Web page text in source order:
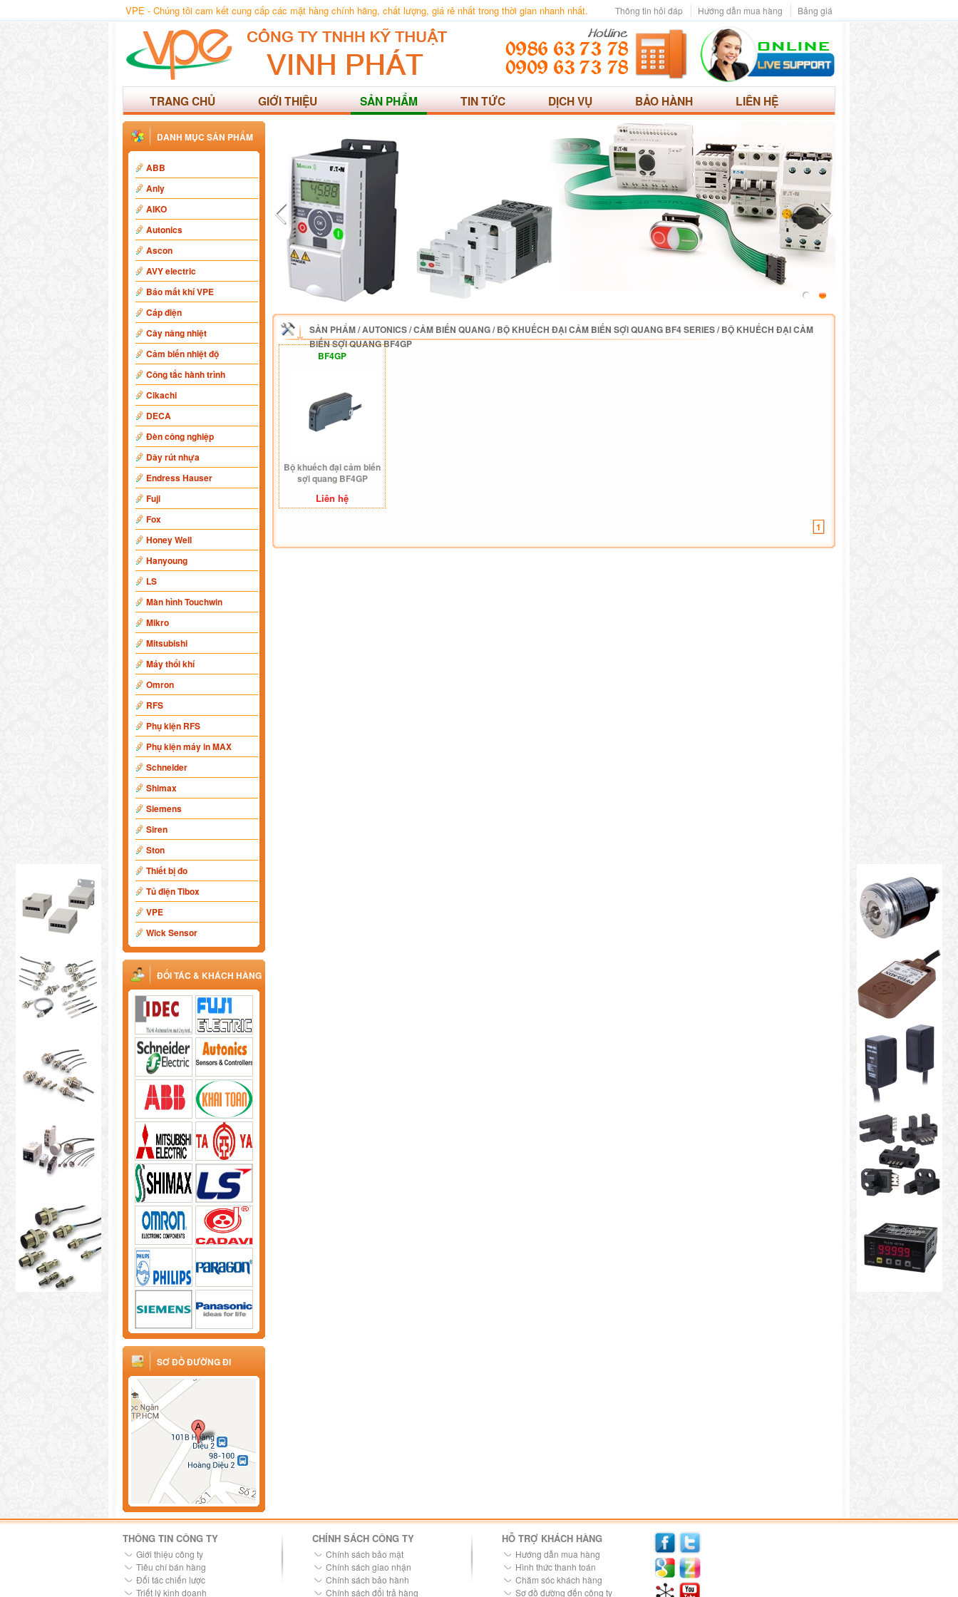
VPE - Chúng tôi cam kết cung cấp các mặt hàng chính hãng, chất lượng, giá rẻ nhất trong thời gian nhanh nhất. Bảng giá
Hướng dẫn mua hàng
Thông tin hỏi đáp
TRANG CHỦ GIỚI THIỆU SẢN PHẨM TIN TỨC DỊCH VỤ BẢO HÀNH LIÊN HỆ
DANH MỤC SẢN PHẨM
ABB
Anly
AIKO
Autonics
Ascon
AVY electric
Báo mất khí VPE
Cáp điện
Cây nâng nhiệt
Cảm biến nhiệt độ
Công tắc hành trình
Cikachi
DECA
Đèn công nghiệp
Dây rút nhựa
Endress Hauser
Fuji
Fox
Honey Well
Hanyoung
LS
Màn hình Touchwin
Mikro
Mitsubishi
Máy thổi khí
Omron
RFS
Phụ kiện RFS
Phụ kiện máy in MAX
Schneider
Shimax
Siemens
Siren
Ston
Thiết bị đo
Tủ điện Tibox
VPE
Wick Sensor
ĐỐI TÁC & KHÁCH HÀNG
SƠ ĐỒ ĐƯỜNG ĐI
SẢN PHẨM/AUTONICS/CẢM BIẾN QUANG/BỘ KHUẾCH ĐẠI CẢM BIẾN SỢI QUANG BF4 SERIES/BỘ KHUẾCH ĐẠI CẢM
BIẾN SỢI QUANG BF4GP
BF4GP
Bộ khuếch đại cảm biến
sợi quang BF4GP
Liên hệ
1
THÔNG TIN CÔNG TY
Giới thiệu công ty
Tiêu chí bán hàng
Đối tác chiến lược
Triết lý kinh doanh
CHÍNH SÁCH CÔNG TY
Chính sách bảo mật
Chính sách giao nhận
Chính sách bảo hành
Chính sách đổi trả hàng
HỖ TRỢ KHÁCH HÀNG
Hướng dẫn mua hàng
Hình thức thanh toán
Chăm sóc khách hàng
Sơ đồ đường đến công ty